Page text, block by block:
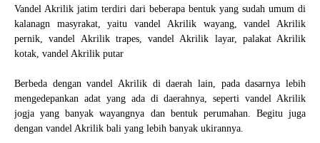
Vandel Akrilik jatim terdiri dari beberapa bentuk yang sudah umum di
kalanagn masyrakat, yaitu vandel Akrilik wayang, vandel Akrilik
pernik, vandel Akrilik trapes, vandel Akrilik layar, palakat Akrilik
kotak, vandel Akrilik putar
Berbeda dengan vandel Akrilik di daerah lain, pada dasarnya lebih
mengedepankan adat yang ada di daerahnya, seperti vandel Akrilik
jogja yang banyak wayangnya dan bentuk perumahan. Begitu juga
dengan vandel Akrilik bali yang lebih banyak ukirannya.